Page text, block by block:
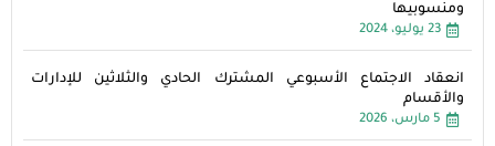
ومنسوبيها
23 يوليو، 2024
انعقاد الاجتماع الأسبوعي المشترك الحادي والثلاثين للإدارات
والأقسام
5 مارس، 2026